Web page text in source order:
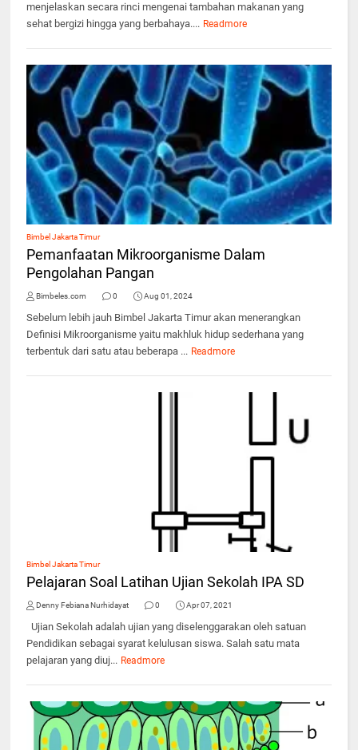
menjelaskan secara rinci mengenai tambahan makanan yang
sehat bergizi hingga yang berbahaya.... Readmore
Bimbel Jakarta Timur
Pemanfaatan Mikroorganisme Dalam
Pengolahan Pangan
Bimbeles.com 0 Aug 01, 2024
Sebelum lebih jauh Bimbel Jakarta Timur akan menerangkan
Definisi Mikroorganisme yaitu makhluk hidup sederhana yang
terbentuk dari satu atau beberapa ... Readmore
Bimbel Jakarta Timur
Pelajaran Soal Latihan Ujian Sekolah IPA SD
Denny Febiana Nurhidayat 0 Apr 07, 2021
Ujian Sekolah adalah ujian yang diselenggarakan oleh satuan
Pendidikan sebagai syarat kelulusan siswa. Salah satu mata
pelajaran yang diuj... Readmore